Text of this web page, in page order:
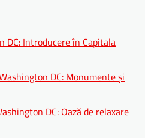
DC: Introducere în Capitala
DC: Monumente și
DC: Oază de relaxare